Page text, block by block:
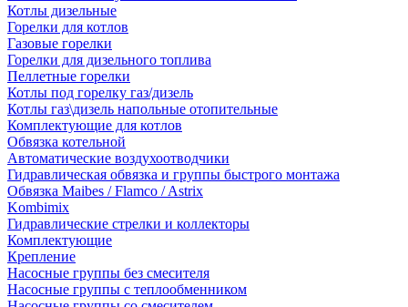
Котлы дизельные
Горелки для котлов
Газовые горелки
Горелки для дизельного топлива
Пеллетные горелки
Котлы под горелку газ/дизель
Котлы газ\дизель напольные отопительные
Комплектующие для котлов
Обвязка котельной
Автоматические воздухоотводчики
Гидравлическая обвязка и группы быстрого монтажа
Обвязка Maibes / Flamco / Astrix
Kombimix
Гидравлические стрелки и коллекторы
Комплектующие
Крепление
Насосные группы без смесителя
Насосные группы с теплообменником